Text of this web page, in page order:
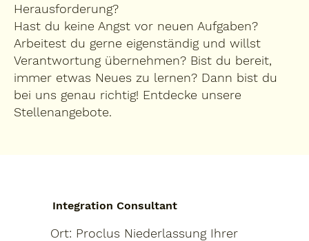
Integration Consultant
Ort: Proclus Niederlassung Ihrer
Herausforderung?
Hast du keine Angst vor neuen Aufgaben?
Arbeitest du gerne eigenständig und willst
Verantwortung übernehmen? Bist du bereit,
immer etwas Neues zu lernen? Dann bist du
bei uns genau richtig! Entdecke unsere
Stellenangebote.